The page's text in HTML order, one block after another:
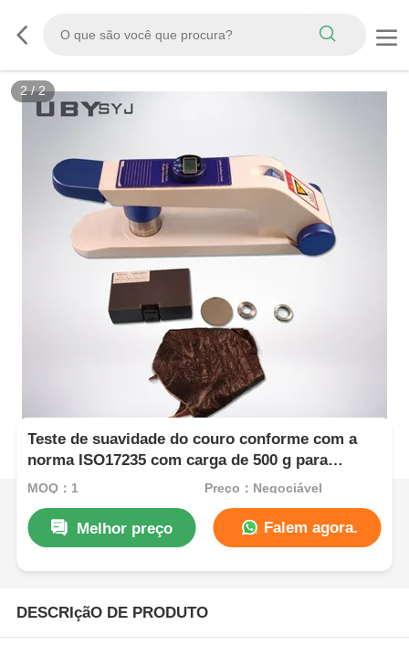
2/2
Teste de suavidade do couro conforme com a
norma ISO17235 com carga de 500 g para
detecção não destrutiva da sensação de mão do
MOQ：1 Preço：Negociável
Melhor preço Falem agora.
DESCRIçãO DE PRODUTO